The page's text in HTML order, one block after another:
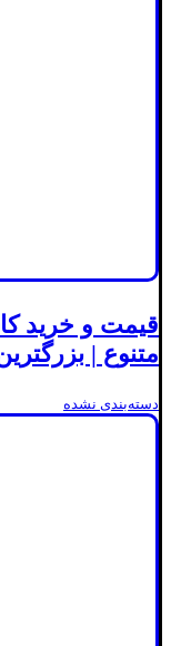
قیمت و خرید
متنوع |
دسته‌بندی نشده